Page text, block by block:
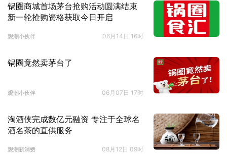
锅圈商城首场茅台抢购活动圆满结束
新一轮抢购资格获取今日开启
观潮小伙伴 06月14日 16时
锅圈竟然卖茅台了
观潮小伙伴 06月07日 17时
淘酒侠完成数亿元融资 专注于全球名
酒名茶的直供服务
观潮新消费 08月12日 09时